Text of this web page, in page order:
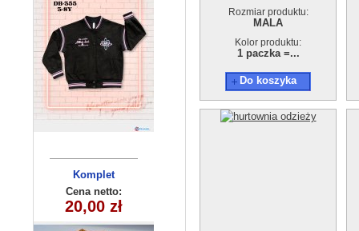
Komplet
dziecięcy
(4-8) 5szt
Cena netto:
20,00 zł
Bluzka
chłopięca
(1-4) 4szt
Cena netto:
7,00 zł
Rozmiar produktu:
MALA
Kolor produktu:
1 paczka =...
Do koszyka